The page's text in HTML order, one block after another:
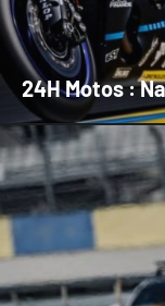
24H Motos :